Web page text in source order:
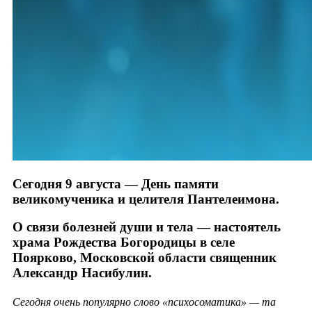
Сегодня 9 августа — День памяти
великомученика и целителя Пантелеимона.
О связи болезней души и тела — настоятель
храма Рождества Богородицы в селе
Поярково, Московской области священник
Александр Насибулин.
Сегодня очень популярно слово «психосоматика» — та